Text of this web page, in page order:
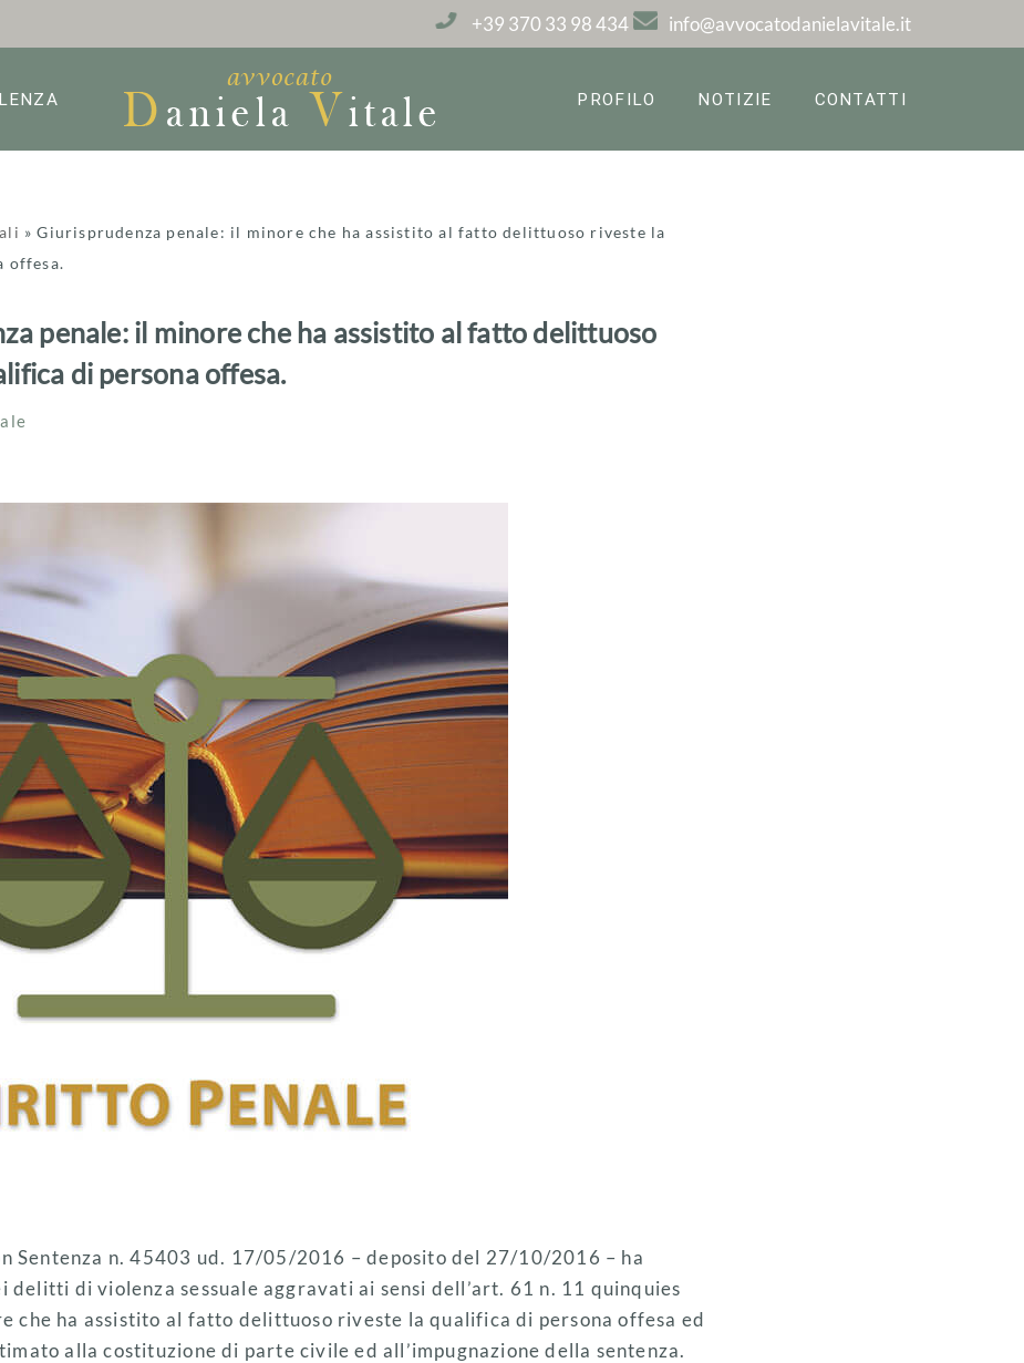
+39 370 33 98 434 info@avvocatodanielavitale.it
PROFILO NOTIZIE CONTATTI
»Giurisprudenza penale: il minore che ha assistito al fatto delittuoso riveste la
offesa.
penale: il minore che ha assistito al fatto delittuoso
di persona offesa.
Sentenza n. 45403 ud. 17/05/2016 – deposito del 27/10/2016 – ha
delitti di violenza sessuale aggravati ai sensi dell’art. 61 n. 11 quinquies
che ha assistito al fatto delittuoso riveste la qualifica di persona offesa ed
alla costituzione di parte civile ed all’impugnazione della sentenza.